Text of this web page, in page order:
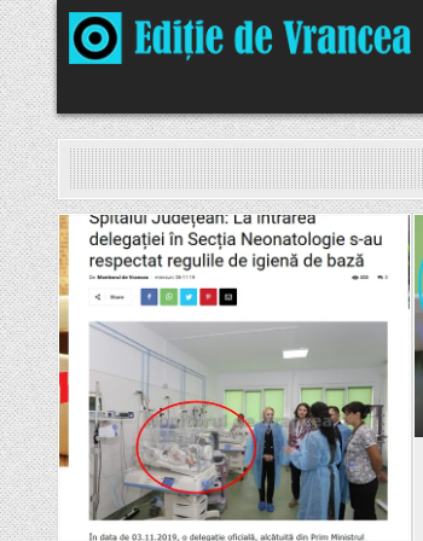
Skip
to
content
Posted
in